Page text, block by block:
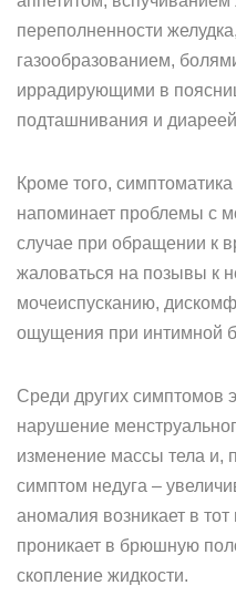
переполненности
газообразованием,
иррадирующими в
подташнивания и
Кроме того,
напоминает проблемы с
случае при обращении к
жаловаться на позывы к
мочеиспусканию,
ощущения при интимной
Среди других симптомов
нарушение
изменение массы тела и,
симптом недуга –
аномалия возникает в тот
проникает в брюшную
скопление жидкости.